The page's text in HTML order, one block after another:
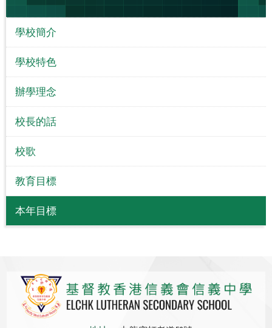
學校簡介
學校特色
辦學理念
校長的話
校歌
教育目標
本年目標